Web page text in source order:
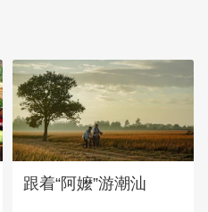
跟着“阿嬤”游潮汕